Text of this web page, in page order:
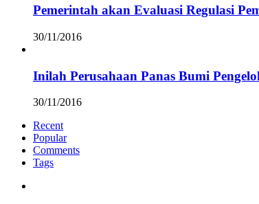
Pemerintah akan Evaluasi Regulasi
30/11/2016
Inilah Perusahaan Panas Bumi
30/11/2016
Recent
Popular
Comments
Tags